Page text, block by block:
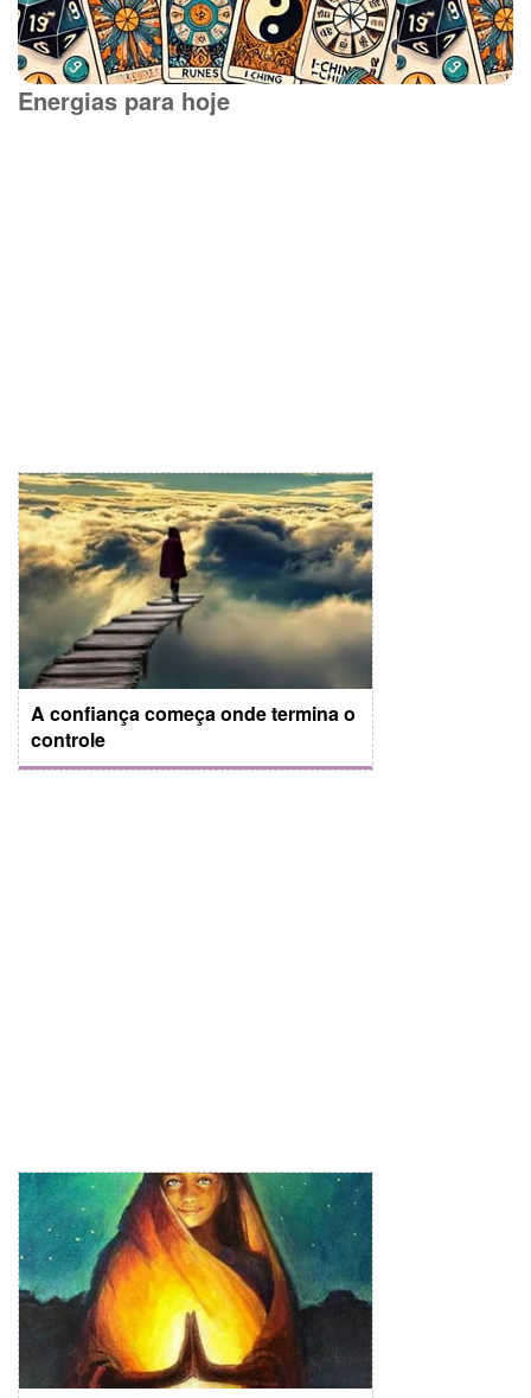
Energias para hoje
A confiança começa onde termina o
controle